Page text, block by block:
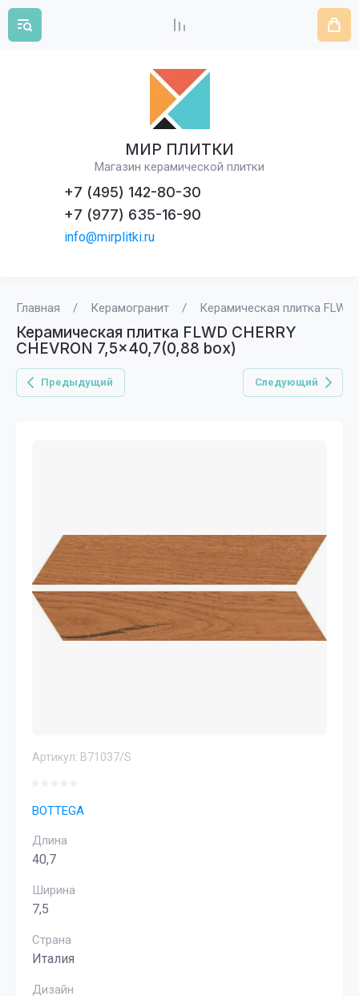
МИР ПЛИТКИ
Магазин керамической плитки
+7 (495) 142-80-30
+7 (977) 635-16-90
info@mirplitki.ru
Главная / Керамогранит / Керамическая плитка FLWD
Керамическая плитка FLWD CHERRY
CHEVRON 7,5x40,7(0,88 box)
Предыдущий Следующий
Артикул: B71037/S
BOTTEGA
Длина
40,7
Ширина
7,5
Страна
Италия
Дизайн